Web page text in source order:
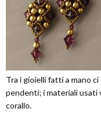
Tra i gioielli fatti a mano
pendenti; i materiali usati
corallo.